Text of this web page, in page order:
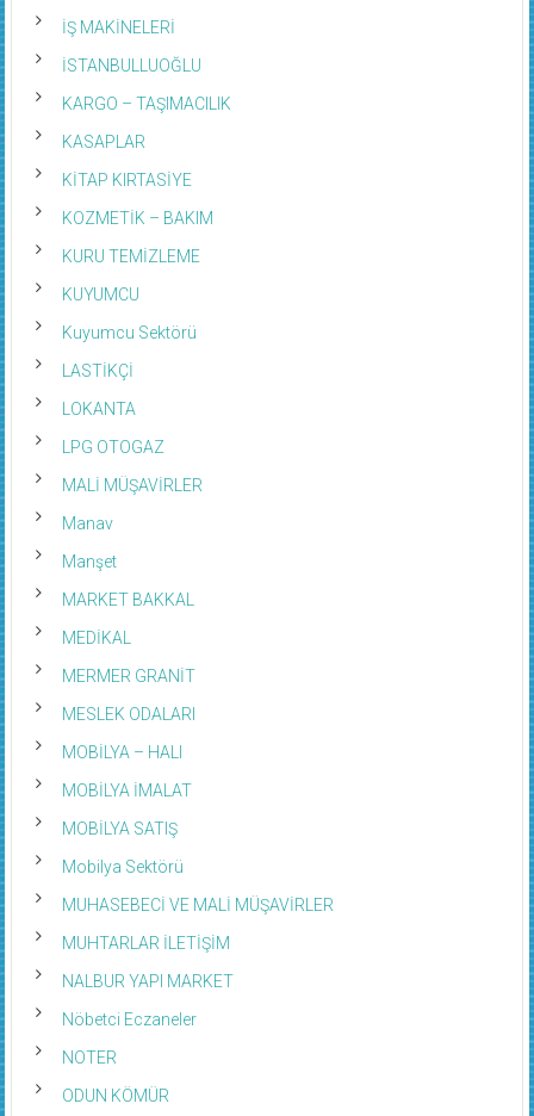
İŞ MAKİNELERİ
İSTANBULLUOĞLU
KARGO – TAŞIMACILIK
KASAPLAR
KİTAP KIRTASİYE
KOZMETİK – BAKIM
KURU TEMİZLEME
KUYUMCU
Kuyumcu Sektörü
LASTİKÇİ
LOKANTA
LPG OTOGAZ
MALİ MÜŞAVİRLER
Manav
Manşet
MARKET BAKKAL
MEDİKAL
MERMER GRANİT
MESLEK ODALARI
MOBİLYA – HALI
MOBİLYA İMALAT
MOBİLYA SATIŞ
Mobilya Sektörü
MUHASEBECİ VE MALİ MÜŞAVİRLER
MUHTARLAR İLETİŞİM
NALBUR YAPI MARKET
Nöbetci Eczaneler
NOTER
ODUN KÖMÜR